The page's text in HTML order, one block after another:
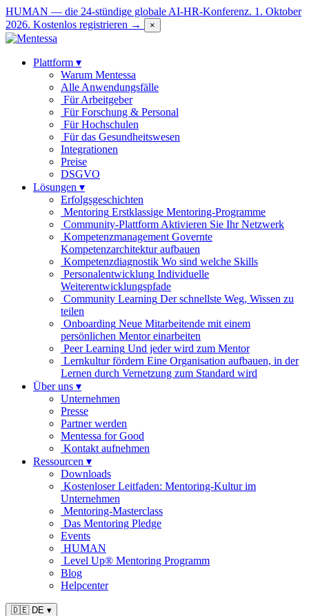
HUMAN — die 24-stündige globale AI-HR-Konferenz. 1. Oktober
2026. Kostenlos registrieren → ×
Plattform ▾
Warum Mentessa
Alle Anwendungsfälle
Für Arbeitgeber
Für Forschung & Personal
Für Hochschulen
Für das Gesundheitswesen
Integrationen
Preise
DSGVO
Lösungen ▾
Erfolgsgeschichten
Mentoring Erstklassige Mentoring-Programme
Community-Plattform Aktivieren Sie Ihr Netzwerk
Kompetenzmanagement Governte
Kompetenzarchitektur aufbauen
Kompetenzdiagnostik Wo sind welche Skills
Personalentwicklung Individuelle
Weiterentwicklungspfade
Community Learning Der schnellste Weg, Wissen zu
teilen
Onboarding Neue Mitarbeitende mit einem
persönlichen Mentor einarbeiten
Peer Learning Und jeder wird zum Mentor
Lernkultur fördern Eine Organisation aufbauen, in der
Lernen durch Vernetzung zum Standard wird
Über uns ▾
Unternehmen
Presse
Partner werden
Mentessa for Good
Kontakt aufnehmen
Ressourcen ▾
Downloads
Kostenloser Leitfaden: Mentoring-Kultur im
Unternehmen
Mentoring-Masterclass
Das Mentoring Pledge
Events
HUMAN
Level Up® Mentoring Programm
Blog
Helpcenter
🇩🇪 DE ▾